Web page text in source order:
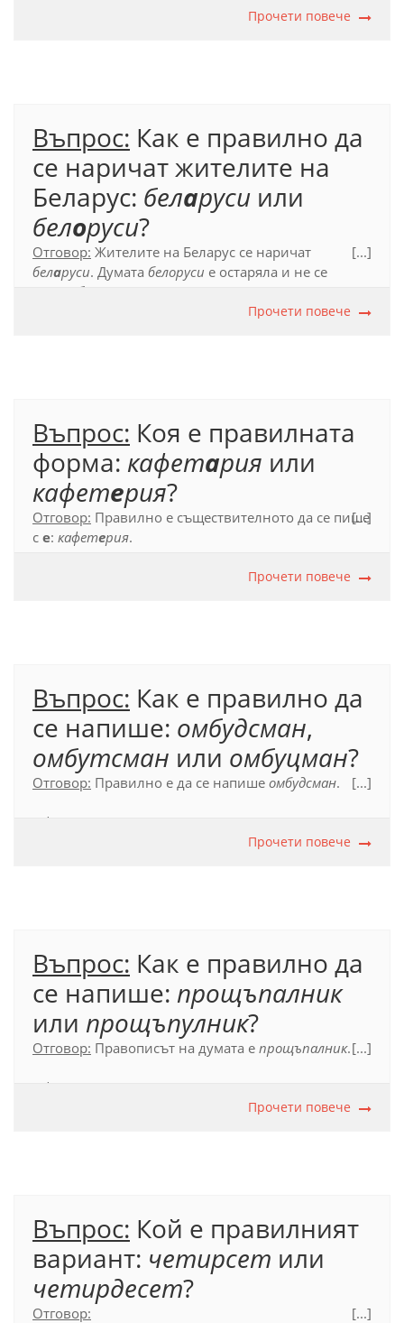
Прочети повече
Въпрос: Как е правилно да
се наричат жителите на
Беларус: беларуси или
белоруси?
Отговор: Жителите на Беларус се наричат
беларуси. Думата белоруси е остаряла и не се
употребява в книжовния език.
[...]
Прочети повече
Въпрос: Коя е правилната
форма: кафетария или
кафетерия?
Отговор: Правилно е съществителното да се пише
с е: кафетерия.
Официален правописен речник (2012), с. 318.
[...]
Прочети повече
Въпрос: Как е правилно да
се напише: омбудсман,
омбутсман или омбуцман?
Отговор: Правилно е да се напише омбудсман.
Официален правописен речник (2012), с. 435.
[...]
Прочети повече
Въпрос: Как е правилно да
се напише: прощъпалник
или прощъпулник?
Отговор: Правописът на думата е прощъпалник.
Официален правописен речник (2012), с. 534.
[...]
Прочети повече
Въпрос: Кой е правилният
вариант: четирсет или
четирдесет?
Отговор:
[...]